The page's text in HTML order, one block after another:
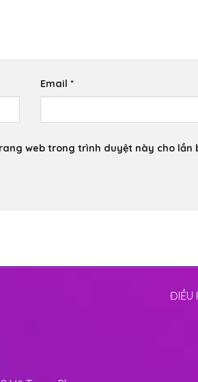
Email*
web trong trình duyệt này cho lần
ĐIỀU